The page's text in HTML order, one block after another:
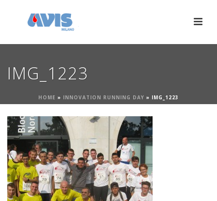
IMG_1223
HOME » INNOVATION RUNNING DAY » IMG_1223